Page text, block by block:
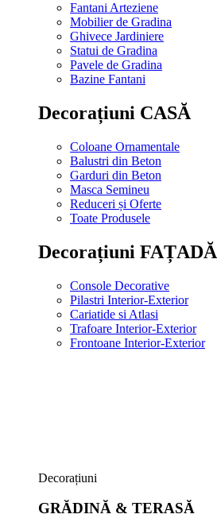
Fantani Arteziene
Mobilier de Gradina
Ghivece Jardiniere
Statui de Gradina
Pavele de Gradina
Bazine Fantani
Decorațiuni CASĂ
Coloane Ornamentale
Balustri din Beton
Garduri din Beton
Masca Semineu
Reduceri și Oferte
Toate Produsele
Decorațiuni FAȚADĂ
Console Decorative
Pilastri Interior-Exterior
Cariatide si Atlasi
Trafoare Interior-Exterior
Frontoane Interior-Exterior
Decorațiuni
GRĂDINĂ & TERASĂ